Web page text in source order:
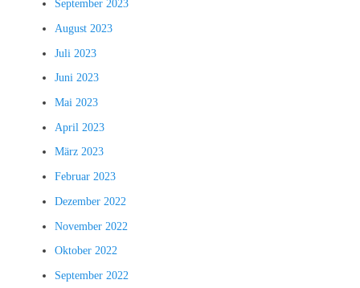
September 2023
August 2023
Juli 2023
Juni 2023
Mai 2023
April 2023
März 2023
Februar 2023
Dezember 2022
November 2022
Oktober 2022
September 2022